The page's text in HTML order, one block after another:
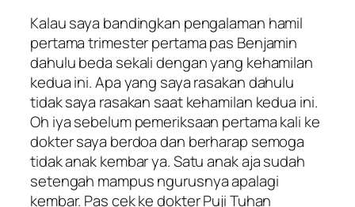
Kalau saya bandingkan pengalaman hamil
pertama trimester pertama pas Benjamin
dahulu beda sekali dengan yang kehamilan
kedua ini. Apa yang saya rasakan dahulu
tidak saya rasakan saat kehamilan kedua ini.
Oh iya sebelum pemeriksaan pertama kali ke
dokter saya berdoa dan berharap semoga
tidak anak kembar ya. Satu anak aja sudah
setengah mampus ngurusnya apalagi
kembar. Pas cek ke dokter Puji Tuhan